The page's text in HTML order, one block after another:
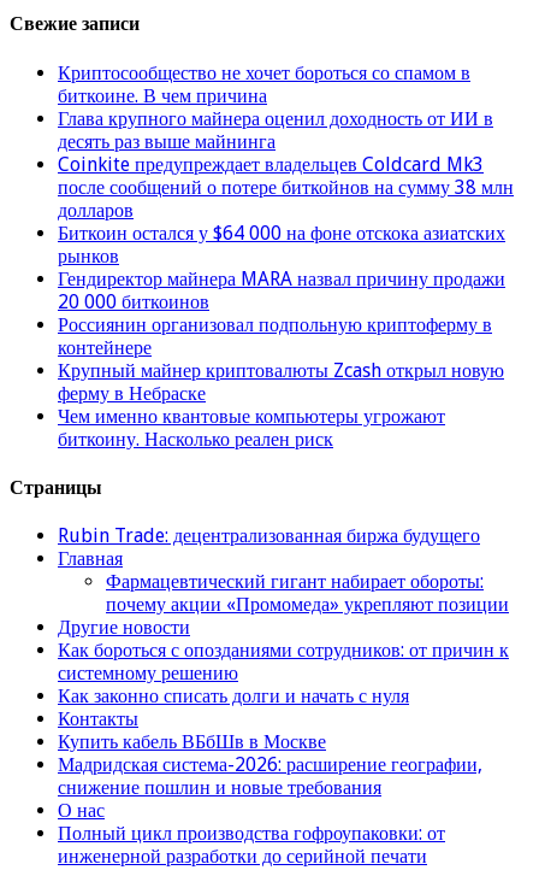
Свежие записи
Криптосообщество не хочет бороться со спамом в
биткоине. В чем причина
Глава крупного майнера оценил доходность от ИИ в
десять раз выше майнинга
Coinkite предупреждает владельцев Coldcard Mk3
после сообщений о потере биткойнов на сумму 38 млн
долларов
Биткоин остался у $64 000 на фоне отскока азиатских
рынков
Гендиректор майнера MARA назвал причину продажи
20 000 биткоинов
Россиянин организовал подпольную криптоферму в
контейнере
Крупный майнер криптовалюты Zcash открыл новую
ферму в Небраске
Чем именно квантовые компьютеры угрожают
биткоину. Насколько реален риск
Страницы
Rubin Trade: децентрализованная биржа будущего
Главная
Фармацевтический гигант набирает обороты:
почему акции «Промомеда» укрепляют позиции
Другие новости
Как бороться с опозданиями сотрудников: от причин к
системному решению
Как законно списать долги и начать с нуля
Контакты
Купить кабель ВБбШв в Москве
Мадридская система-2026: расширение географии,
снижение пошлин и новые требования
О нас
Полный цикл производства гофроупаковки: от
инженерной разработки до серийной печати